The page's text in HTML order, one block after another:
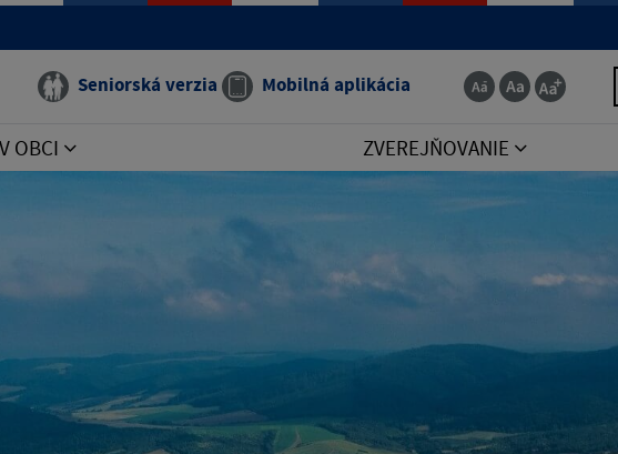
Seniorská verzia Mobilná aplikácia
OBCI ZVEREJŇOVANIE